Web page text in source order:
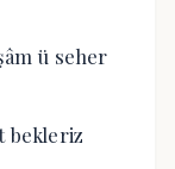
ü seher
bekleriz